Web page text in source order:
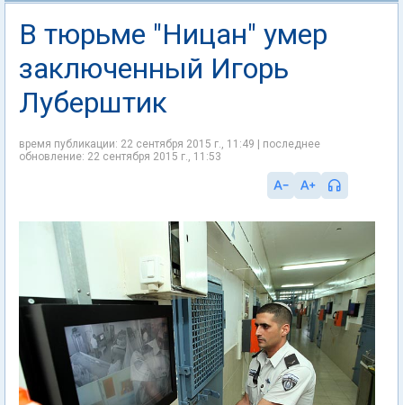
В тюрьме "Ницан" умер
заключенный Игорь
Луберштик
время публикации: 22 сентября 2015 г., 11:49 | последнее
обновление: 22 сентября 2015 г., 11:53